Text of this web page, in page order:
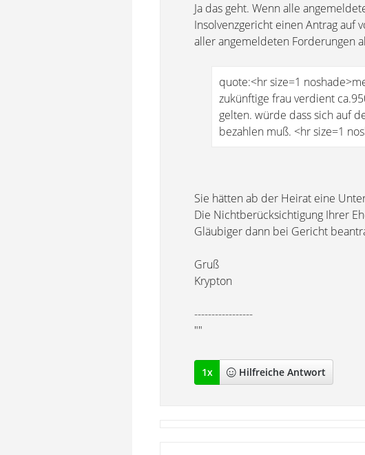
Ja das geht. Wenn alle
Insolvenzgericht einen Antrag auf
aller angemeldeten Forderungen
quote:<hr size=1
zukünftige frau verdient
gelten. würde dass sich auf
bezahlen muß. <hr size=1
Sie hätten ab der Heirat eine
Die Nichtberücksichtigung Ihrer
Gläubiger dann bei Gericht
Gruß
Krypton
-----------------
""
1x Hilfreiche Antwort